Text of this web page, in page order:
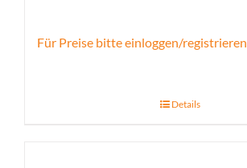
Für Preise bitte einloggen/registrieren
Details